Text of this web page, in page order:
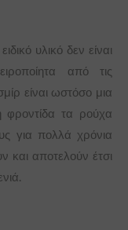
υλικό δεν είναι
από τις
είναι ωστόσο μια
τα ρούχα
για πολλά χρόνια
και αποτελούν έτσι